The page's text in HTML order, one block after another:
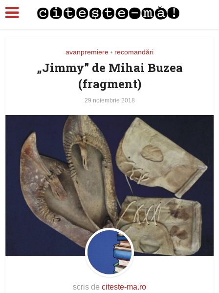
avanpremiere • recomandări
„Jimmy” de Mihai Buzea
(fragment)
29 noiembrie 2018
scris de citeste-ma.ro